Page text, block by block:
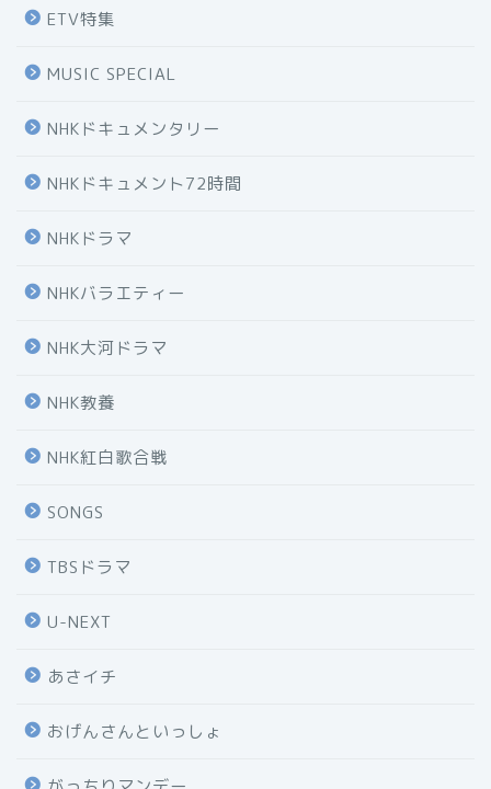
ETV特集
MUSIC SPECIAL
NHKドキュメンタリー
NHKドキュメント72時間
NHKドラマ
NHKバラエティー
NHK大河ドラマ
NHK教養
NHK紅白歌合戦
SONGS
TBSドラマ
U-NEXT
あさイチ
おげんさんといっしょ